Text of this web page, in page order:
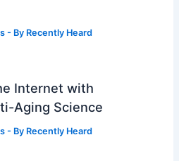
- By Recently Heard
Internet with
Aging Science
- By Recently Heard